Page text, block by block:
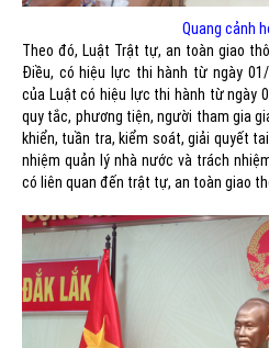
Quang cảnh
Theo đó, Luật Trật tự, an toàn giao
Điều, có hiệu lực thi hành từ ngày
của Luật có hiệu lực thi hành từ ngày
quy tắc, phương tiện, người tham gia
khiển, tuần tra, kiểm soát, giải quyết
nhiệm quản lý nhà nước và trách
có liên quan đến trật tự, an toàn giao